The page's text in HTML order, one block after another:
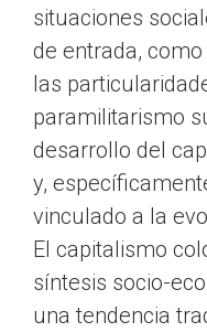
situaciones
de entrada,
las
paramilitarismo
desarrollo del
y,
vinculado a la
El capitalismo
síntesis socio-
una tendencia